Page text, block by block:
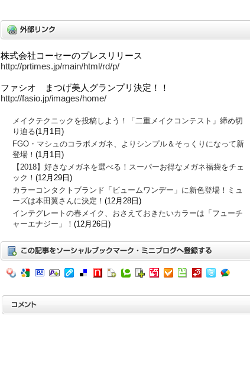
株式会社コーセーのプレスリリース
http://prtimes.jp/main/html/rd/p/
ファシオ まつげ美人グランプリ決定！！
http://fasio.jp/images/home/
メイクテクニックを投稿しよう！「二重メイクコンテスト」締め切
り迫る(1月1日)
FGO・マシュのコラボメガネ、よりシンプル＆そっくりになって新
登場！ (1月1日)
【2018】好きなメガネを選べる！スーパーお得なメガネ福袋をチェ
ック！ (12月29日)
カラーコンタクトブランド「ビュームワンデー」に新色登場！ミュ
ーズは本田翼さんに決定！ (12月28日)
インテグレートの春メイク、おさえておきたいカラーは「フューチ
ャーエナジー」！ (12月26日)